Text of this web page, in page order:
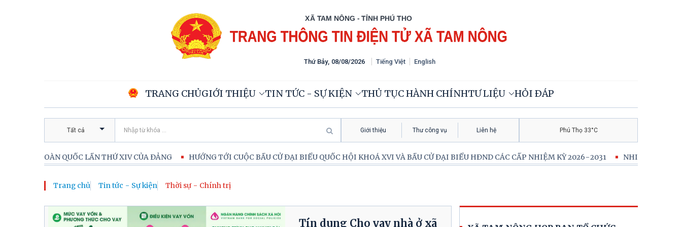
Thứ Bảy, 08/08/2026 Tiếng Việt English
TRANG CHỦGIỚI THIỆU TIN TỨC - SỰ KIỆN THỦ TỤC HÀNH CHÍNHTƯ LIỆU HỎI ĐÁP
Tất cả Giới thiệu Thư công vụ Liên hệ Phú Thọ 33°C
QUỐC LẦN THỨ XIV CỦA ĐẢNG HƯỚNG TỚI CUỘC BẦU CỬ ĐẠI BIỂU QUỐC HỘI KHOÁ XVI VÀ BẦU CỬ ĐẠI BIỂU HĐND CÁC CẤP NHIỆM KỲ 2026-2031 NHIỆT LIỆT CHÀO MỪNG
Trang chủ Tin tức - Sự kiện Thời sự - Chính trị
Tín dụng Cho vay nhà ở xã